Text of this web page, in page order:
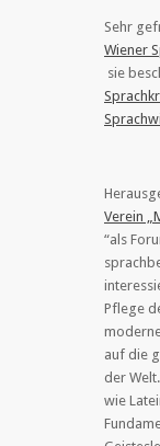
Sehr
Wiener
sie
Verein
“als
Pflege
auf die
der
wie